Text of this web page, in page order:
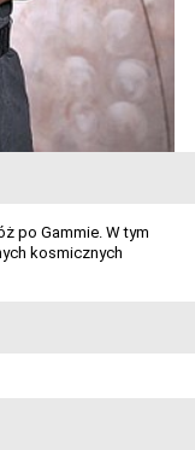
po Gammie. W tym
kosmicznych